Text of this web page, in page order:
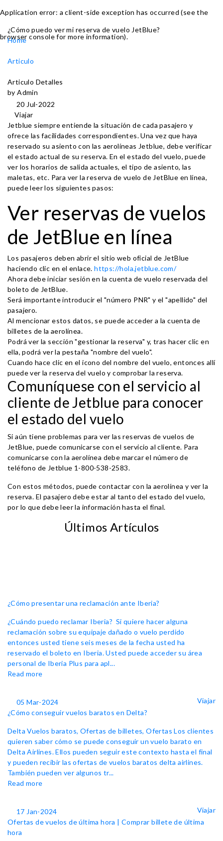
Application error: a client-side exception has occurred (see the
browser console for more information).
¿Cómo puedo ver mi reserva de vuelo JetBlue?
Home
Articulo
Articulo Detalles
by Admin
20 Jul-2022
Viajar
Jetblue siempre entiende la situación de cada pasajero y
ofrece las facilidades correspondientes. Una vez que haya
reservado su asiento con las aerolíneas Jetblue, debe verificar
el estado actual de su reserva. En el estado del vuelo, puede
ver los horarios de salida actuales, el tipo de asiento, las
maletas, etc. Para ver la reserva de vuelo de JetBlue en línea,
puede leer los siguientes pasos:
Ver reservas de vuelos
de JetBlue en línea
Los pasajeros deben abrir el sitio web oficial de JetBlue
haciendo clic en el enlace.https://hola.jetblue.com/
Ahora debe iniciar sesión en la cuenta de vuelo reservada del
boleto de JetBlue.
Será importante introducir el "número PNR" y el "apellido" del
pasajero.
Al mencionar estos datos, se puede acceder a la cuenta de
billetes de la aerolínea.
Podrá ver la sección "gestionar la reserva" y, tras hacer clic en
ella, podrá ver la pestaña "nombre del vuelo".
Cuando hace clic en el icono del nombre del vuelo, entonces allí
puede ver la reserva del vuelo y comprobar la reserva.
Comuníquese con el servicio al
cliente de Jetblue para conocer
el estado del vuelo
Si aún tiene problemas para ver las reservas de vuelos de
JetBlue, puede comunicarse con el servicio al cliente. Para
comunicarse con la aerolínea debe marcar el número de
teléfono de Jetblue 1-800-538-2583.
Con estos métodos, puede contactar con la aerolínea y ver la
reserva. El pasajero debe estar al tanto del estado del vuelo,
por lo que debe leer la información hasta el final.
Últimos Artículos
¿Cómo presentar una reclamación ante Iberia?
¿Cuándo puedo reclamar Iberia? Si quiere hacer alguna
reclamación sobre su equipaje dañado o vuelo perdido
entonces usted tiene seis meses de la fecha usted ha
reservado el boleto en Iberia. Usted puede acceder su área
personal de Iberia Plus para apl...
Read more
05 Mar-2024
Viajar
¿Cómo conseguir vuelos baratos en Delta?
Delta Vuelos baratos, Ofertas de billetes, Ofertas Los clientes
quieren saber cómo se puede conseguir un vuelo barato en
Delta Airlines. Ellos pueden seguir este contexto hasta el final
y pueden recibir las ofertas de vuelos baratos delta airlines.
También pueden ver algunos tr...
Read more
17 Jan-2024
Viajar
Ofertas de vuelos de última hora | Comprar billete de última
hora